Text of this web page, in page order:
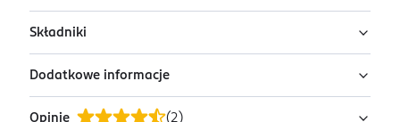
NIVEA MEN Sensitive esencja łagodząca z
pantenolem, ceramidem, gliceryną i Zinc
PCA 100 ml
NIVEA MEN Sensitive esencja łagodząca to ultralekka,
Składniki
Ingredients: AQUA, GLYCERIN, ISOPROPYL PALMITATE,
DISTARCH PHOSPHATE, PANTHENOL, CERAMIDE NP, ZINC
Dodatkowe informacje
Opinie (2 )